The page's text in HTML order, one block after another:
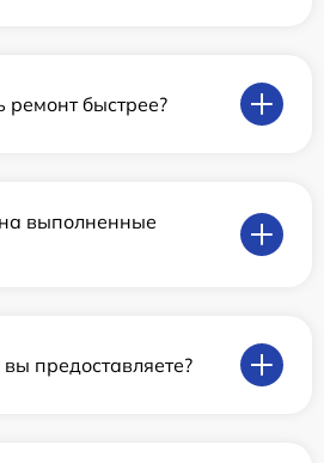
быстрее?
выполненные
предоставляете?